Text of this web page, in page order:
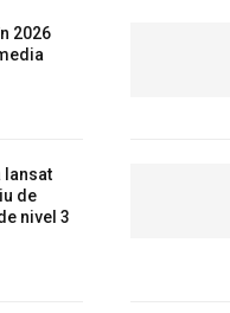
2026
lansat
de
nivel 3